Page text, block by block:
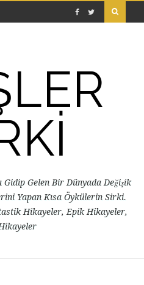
Gelen Bir Dünyada Değişik
Yapan Kısa Öykülerin Sirki.
Hikayeler, Epik Hikayeler,